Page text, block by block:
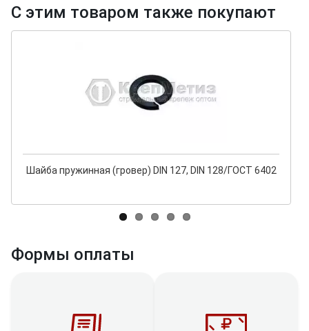
С этим товаром также покупают
Шайба пружинная (гровер) DIN 127, DIN 128/ГОСТ 6402
Формы оплаты